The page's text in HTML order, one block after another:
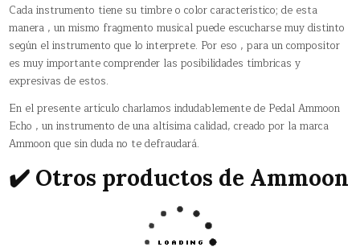
Cada instrumento tiene su timbre o color característico; de esta
manera , un mismo fragmento musical puede escucharse muy distinto
según el instrumento que lo interprete. Por eso , para un compositor
es muy importante comprender las posibilidades tímbricas y
expresivas de estos.
En el presente artículo charlamos indudablemente de Pedal Ammoon
Echo , un instrumento de una altísima calidad, creado por la marca
Ammoon que sin duda no te defraudará.
✔️ Otros productos de Ammoon